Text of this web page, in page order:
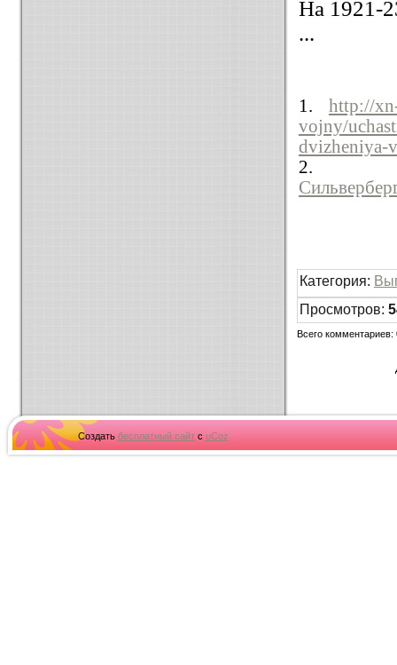
На 1921-
...
1. http://
vojny/
dvizheniya-
Категория:
Просмотров:
Всего комментариев:
Создать бесплатный сайтс uCoz